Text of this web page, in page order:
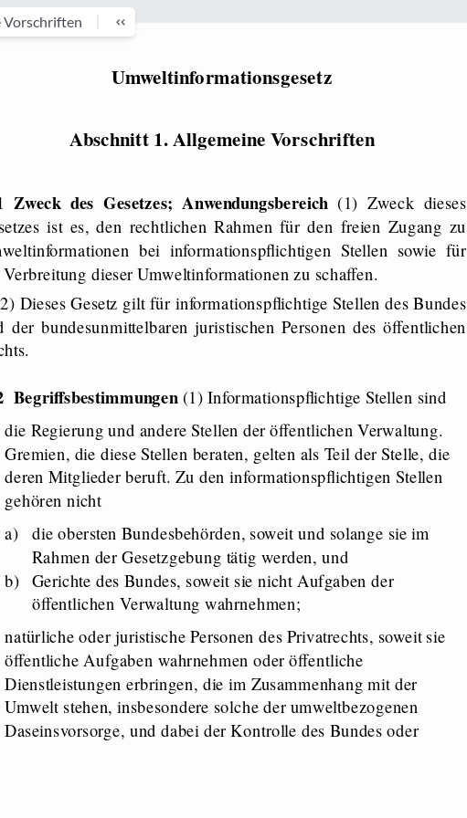
Vorschriften
Umweltinformationsgesetz
Abschnitt 1. Allgemeine Vorschriften
Zweck des Gesetzes; Anwendungsbereich (1) Zweck dieses
ist es, den rechtlichen Rahmen für den freien Zugang zu
bei informationspflichtigen Stellen sowie für
dieser Umweltinformationen zu schaffen.
Dieses Gesetz gilt für informationspflichtige Stellen des Bundes
der bundesunmittelbaren juristischen Personen des öffentlichen
Begriffsbestimmungen (1) Informationspflichtige Stellen sind
die Regierung und andere Stellen der öffentlichen Verwaltung.
Gremien, die diese Stellen beraten, gelten als Teil der Stelle, die
deren Mitglieder beruft. Zu den informationspflichtigen Stellen
gehören nicht
a)
die obersten Bundesbehörden, soweit und solange sie im
Rahmen der Gesetzgebung tätig werden, und
b) Gerichte des Bundes, soweit sie nicht Aufgaben der
öffentlichen Verwaltung wahrnehmen;
natürliche oder juristische Personen des Privatrechts, soweit sie
öffentliche Aufgaben wahrnehmen oder öffentliche
Dienstleistungen erbringen, die im Zusammenhang mit der
Umwelt stehen, insbesondere solche der umweltbezogenen
Daseinsvorsorge, und dabei der Kontrolle des Bundes oder